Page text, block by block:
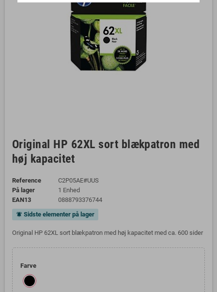
Original HP 62XL sort blækpatron med
høj kapacitet
Reference
C2P05AE#UUS
På lager
1 Enhed
EAN13
0888793376744
notifications_active Sidste elementer på lager
Original HP 62XL sort blækpatron med høj kapacitet med ca. 600 sider
Farve